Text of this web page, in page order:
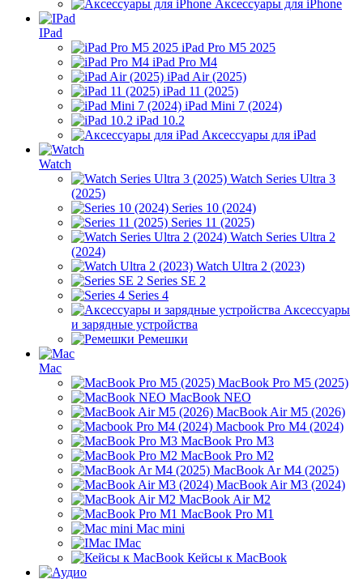
Аксессуары для iPhone
IPad
iPad Pro M5 2025
iPad Pro M4
iPad Air (2025)
iPad 11 (2025)
iPad Mini 7 (2024)
iPad 10.2
Аксессуары для iPad
Watch
Watch Series Ultra 3
(2025)
Series 10 (2024)
Series 11 (2025)
Watch Series Ultra 2
(2024)
Watch Ultra 2 (2023)
Series SE 2
Series 4
Аксессуары
и зарядные устройства
Ремешки
Mac
MacBook Pro M5 (2025)
MacBook NEO
MacBook Air M5 (2026)
Macbook Pro M4 (2024)
MacBook Pro M3
MacBook Pro M2
MacBook Ar M4 (2025)
MacBook Air M3 (2024)
MacBook Air M2
MacBook Pro M1
Mac mini
IMac
Кейсы к MacBook